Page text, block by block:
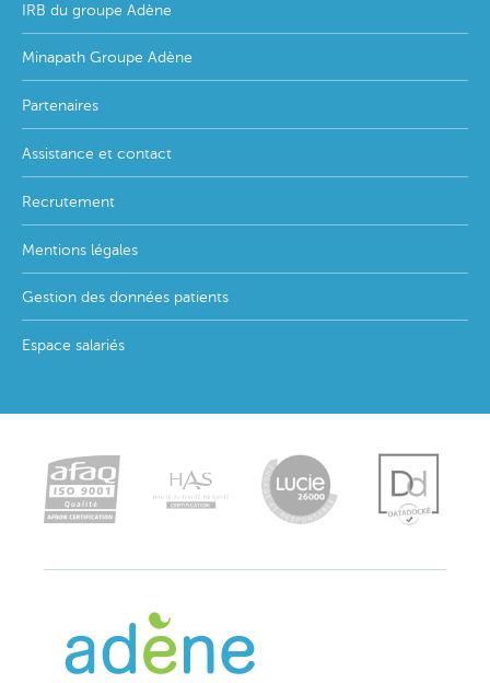
IRB du groupe Adène
Minapath Groupe Adène
Partenaires
Assistance et contact
Recrutement
Mentions légales
Gestion des données patients
Espace salariés